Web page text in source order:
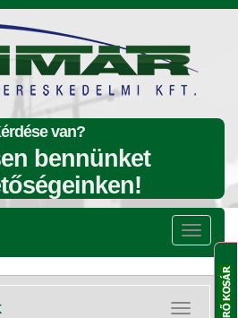
van?
bennünket
Menü
Kategóriák